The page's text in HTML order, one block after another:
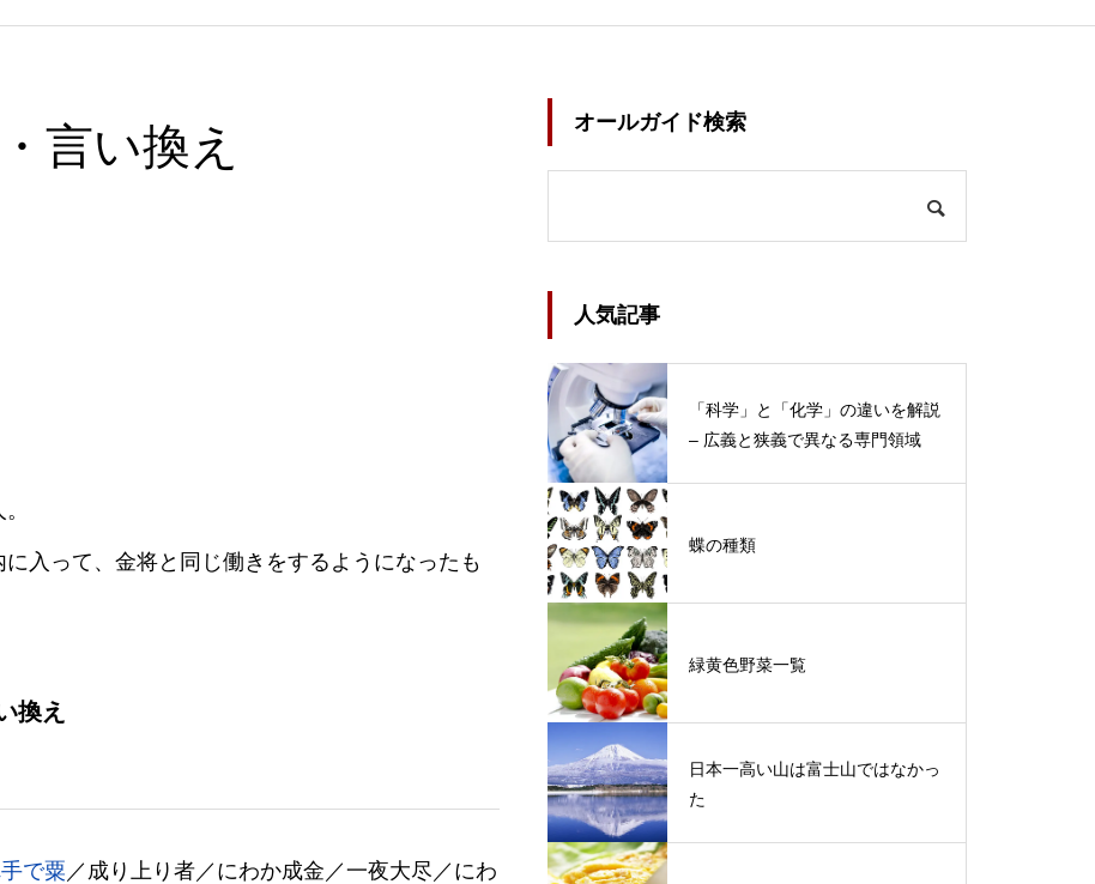
言い換え
入って、金将と同じ働きをするようになったも
換え
で粟 ／成り上り者／にわか成金／一夜大尽／にわ
オールガイド検索
人気記事
「科学」と「化学」の違いを解説
– 広義と狭義で異なる専門領域
蝶の種類
緑黄色野菜一覧
日本一高い山は富士山ではなかっ
た